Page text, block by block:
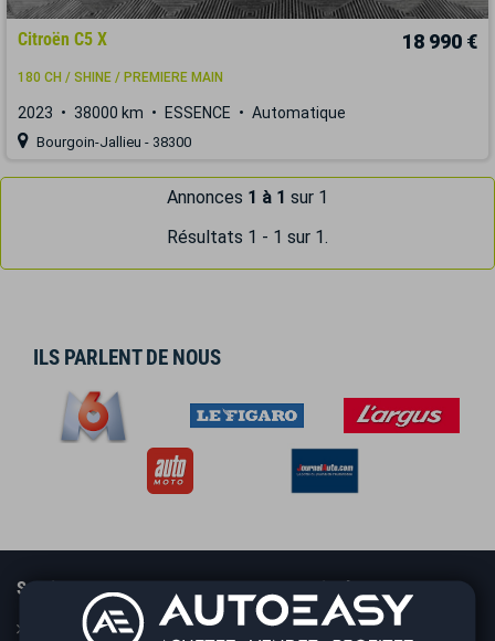
Citroën C5 X 18 990 €
180 CH / SHINE / PREMIERE MAIN
2023 38000 km ESSENCE Automatique
Bourgoin-Jallieu - 38300
Annonces 1 à 1 sur 1
Résultats 1 - 1 sur 1.
ILS PARLENT DE NOUS
Services En savoir plus
Le concept